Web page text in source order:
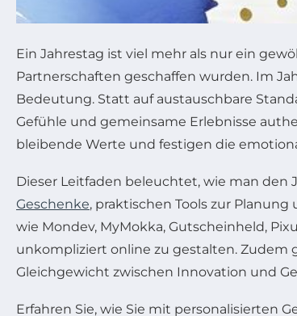
Ein Jahrestag ist viel mehr als nur ein
Partnerschaften geschaffen wurden. Im
Bedeutung. Statt auf austauschbare
Gefühle und gemeinsame Erlebnisse
bleibende Werte und festigen die
Dieser Leitfaden beleuchtet, wie man den
Geschenke, praktischen Tools zur
wie Mondev, MyMokka, Gutscheinheld,
unkompliziert online zu gestalten. Zudem
Gleichgewicht zwischen Innovation und
Erfahren Sie, wie Sie mit personalisierten